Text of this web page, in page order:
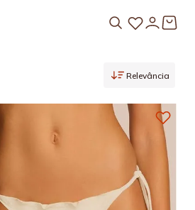
Relevância